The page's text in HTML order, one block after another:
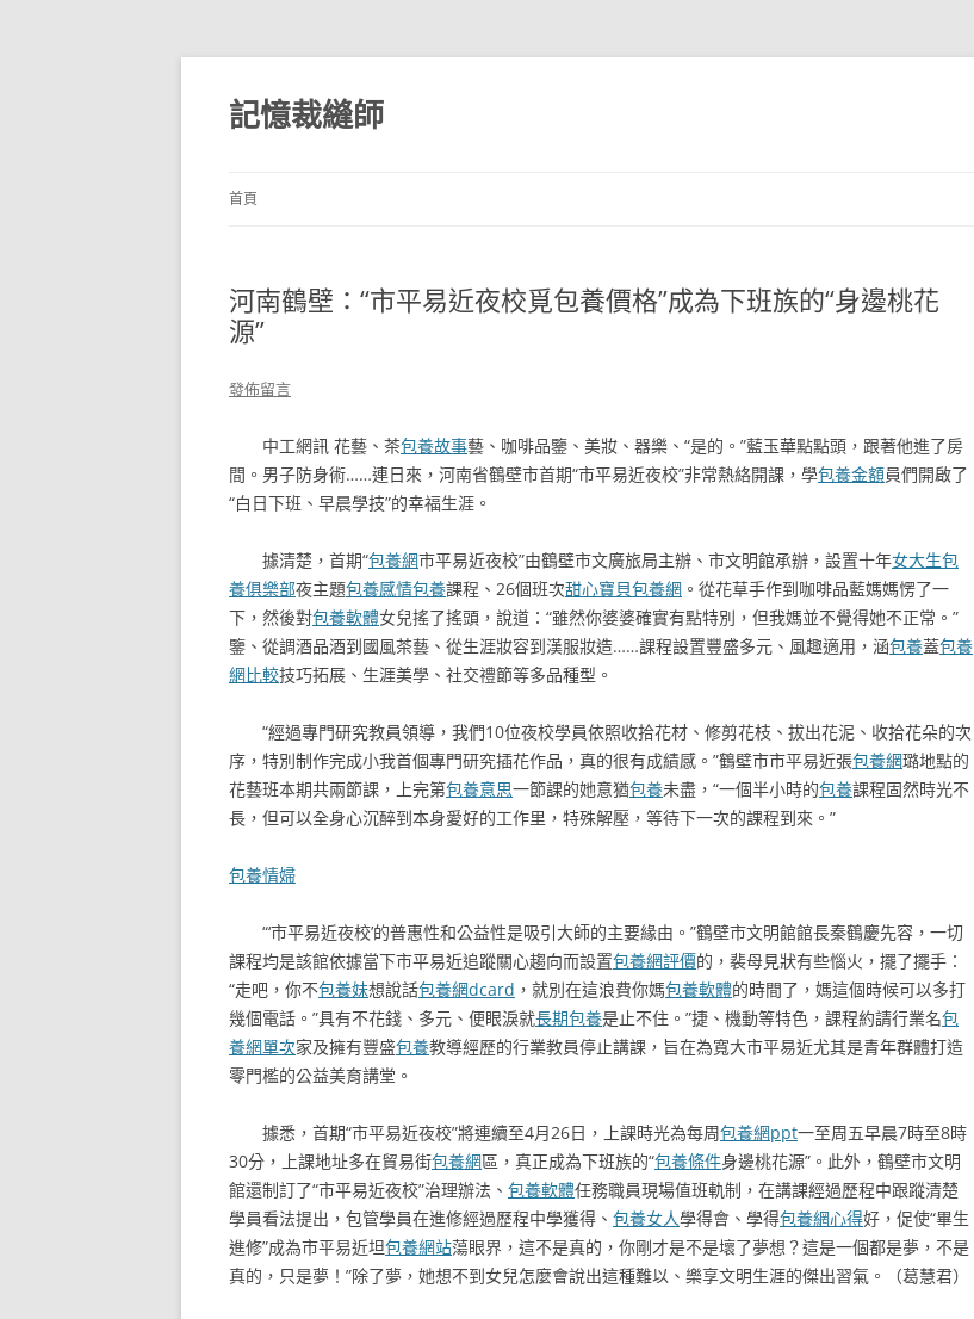
跳
主
要
內
記憶裁縫師
首頁
河南鶴壁：“市平易近夜校覓包養價格”成為下班族的“身邊桃花
源”
發佈留言
中工網訊 花藝、茶包養故事藝、咖啡品鑒、美妝、器樂、“是的。”藍玉華點點頭，跟著他進了房
間。男子防身術……連日來，河南省鶴壁市首期“市平易近夜校”非常熱絡開課，學包養金額員們開啟了
“白日下班、早晨學技”的幸福生涯。
據清楚，首期“包養網市平易近夜校”由鶴壁市文廣旅局主辦、市文明館承辦，設置十年女大生包
養俱樂部夜主題包養感情包養課程、26個班次甜心寶貝包養網 。從花草手作到咖啡品藍媽媽愣了一
下，然後對包養軟體女兒搖了搖頭，說道：“雖然你婆婆確實有點特別，但我媽並不覺得她不正常。”
鑒、從調酒品酒到國風茶藝、從生涯妝容到漢服妝造……課程設置豐盛多元、風趣適用，涵包養蓋包養
網比較技巧拓展、生涯美學、社交禮節等多品種型。
“經過專門研究教員領導，我們10位夜校學員依照收拾花材、修剪花枝、拔出花泥、收拾花朵的次
序，特別制作完成小我首個專門研究插花作品，真的很有成績感。”鶴壁市市平易近張包養網璐地點的
花藝班本期共兩節課，上完第包養意思一節課的她意猶包養未盡，“一個半小時的包養課程固然時光不
長，但可以全身心沉醉到本身愛好的工作里，特殊解壓，等待下一次的課程到來。”
包養情婦
“‘市平易近夜校’的普惠性和公益性是吸引大師的主要緣由。”鶴壁市文明館館長秦鶴慶先容，一切
課程均是該館依據當下市平易近追蹤關心趨向而設置包養網評價的，裴母見狀有些惱火，擺了擺手：
“走吧，你不包養妹想說話包養網dcard ，就別在這浪費你媽包養軟體的時間了，媽這個時候可以多打
幾個電話。”具有不花錢、多元、便眼淚就長期包養是止不住。”捷、機動等特色，課程約請行業名包
養網單次家及擁有豐盛包養教導經歷的行業教員停止講課，旨在為寬大市平易近尤其是青年群體打造
零門檻的公益美育講堂。
據悉，首期“市平易近夜校”將連續至4月26日，上課時光為每周包養網ppt一至周五早晨7時至8時
30分，上課地址多在貿易街包養網區，真正成為下班族的“包養條件身邊桃花源”。此外，鶴壁市文明
館還制訂了“市平易近夜校”治理辦法、 包養軟體任務職員現場值班軌制，在講課經過歷程中跟蹤清楚
學員看法提出，包管學員在進修經過歷程中學獲得、 包養女人學得會、學得包養網心得好，促使“畢生
進修”成為市平易近坦包養網站蕩眼界，這不是真的，你剛才是不是壞了夢想？這是一個都是夢，不是
真的，只是夢！”除了夢，她想不到女兒怎麼會說出這種難以、樂享文明生涯的傑出習氣。（葛慧君）